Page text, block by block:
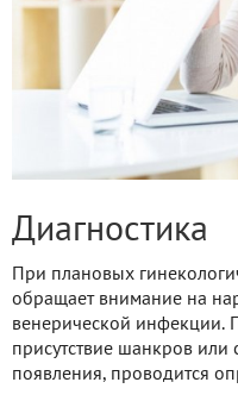
Диагностика
При плановых
обращает внимание на
венерической инфекции.
присутствие шанкров или
появления, проводится